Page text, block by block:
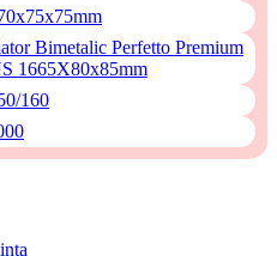
Bimetalic Perfetto Premium
1665X80x85mm
160